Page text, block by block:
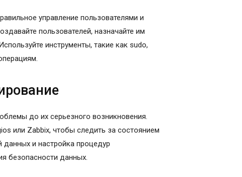
управление пользователями и
пользователей, назначайте им
инструменты, такие как sudo,
до их серьезного возникновения.
или Zabbix, чтобы следить за состоянием
данных и настройка процедур
безопасности данных.